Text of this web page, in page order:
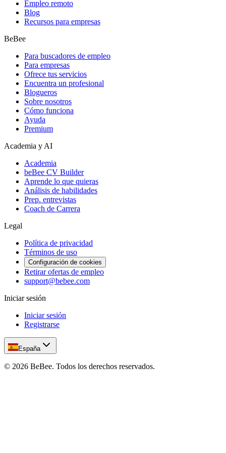
Empleo remoto
Blog
Recursos para empresas
BeBee
Para buscadores de empleo
Para empresas
Ofrece tus servicios
Encuentra un profesional
Blogueros
Sobre nosotros
Cómo funciona
Ayuda
Premium
Academia y AI
Academia
beBee CV Builder
Aprende lo que quieras
Análisis de habilidades
Prep. entrevistas
Coach de Carrera
Legal
Política de privacidad
Términos de uso
Configuración de cookies
Retirar ofertas de empleo
support@bebee.com
Iniciar sesión
Iniciar sesión
Registrarse
España
© 2026 BeBee. Todos los derechos reservados.